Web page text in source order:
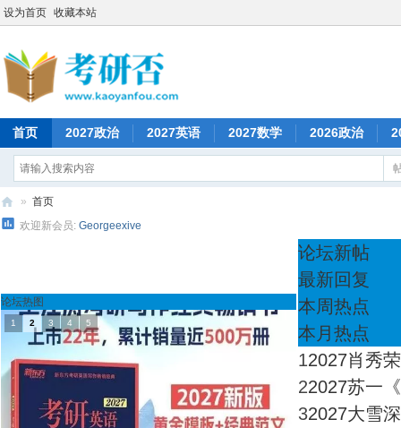
设为首页 收藏本站
首页 2027政治 2027英语 2027数学 2026政治
考
» 首页
欢迎新会员: Georgeexive
论坛热图
1 2 3 4 5
论坛新帖
最新回复
本周热点
本月热点
12027肖秀
22027苏一
32027大雪